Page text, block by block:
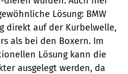
Lösung: BMW
direkt auf der Kurbelwelle,
als bei den Boxern. Im
Lösung kann die
ausgelegt werden, da